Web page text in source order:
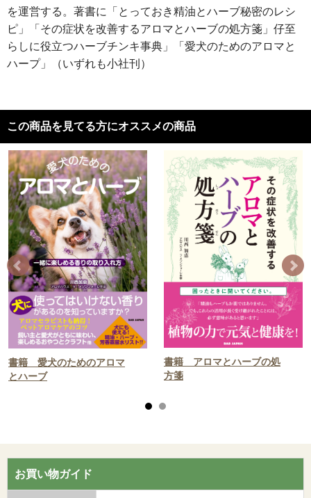
を運営する。著書に「とっておき精油とハーブ秘密のレシ
ピ」「その症状を改善するアロマとハーブの処方箋」仔至
らしに役立つハーブチンキ事典」「愛犬のためのアロマと
ハープ」（いずれも小社刊）
この商品を見てる方にオススメの商品
書籍 愛犬のためのアロマ
とハーブ
書籍 アロマとハーブの処
方箋
お買い物ガイド